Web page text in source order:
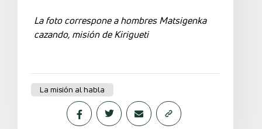
La foto correspone a hombres Matsigenka
cazando, misión de Kirigueti
La misión al habla